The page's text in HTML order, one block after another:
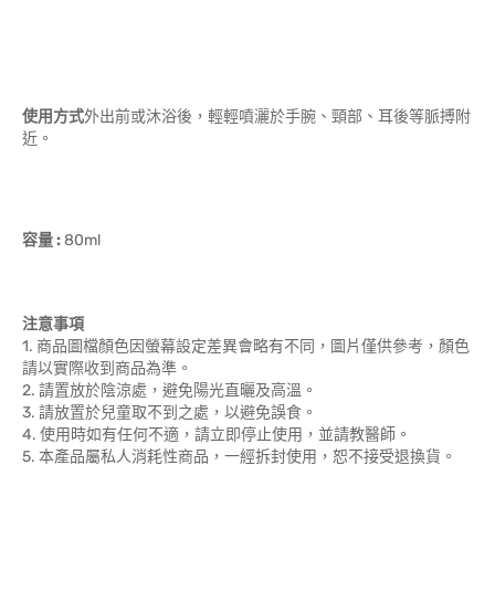
使用方式外出前或沐浴後，輕輕噴灑於手腕、頸部、耳後等脈搏附
近。
容量:80ml
注意事項
1. 商品圖檔顏色因螢幕設定差異會略有不同，圖片僅供參考，顏色
請以實際收到商品為準。
2. 請置放於陰涼處，避免陽光直曬及高溫。
3. 請放置於兒童取不到之處，以避免誤食。
4. 使用時如有任何不適，請立即停止使用，並請教醫師。
5. 本產品屬私人消耗性商品，一經拆封使用，恕不接受退換貨。